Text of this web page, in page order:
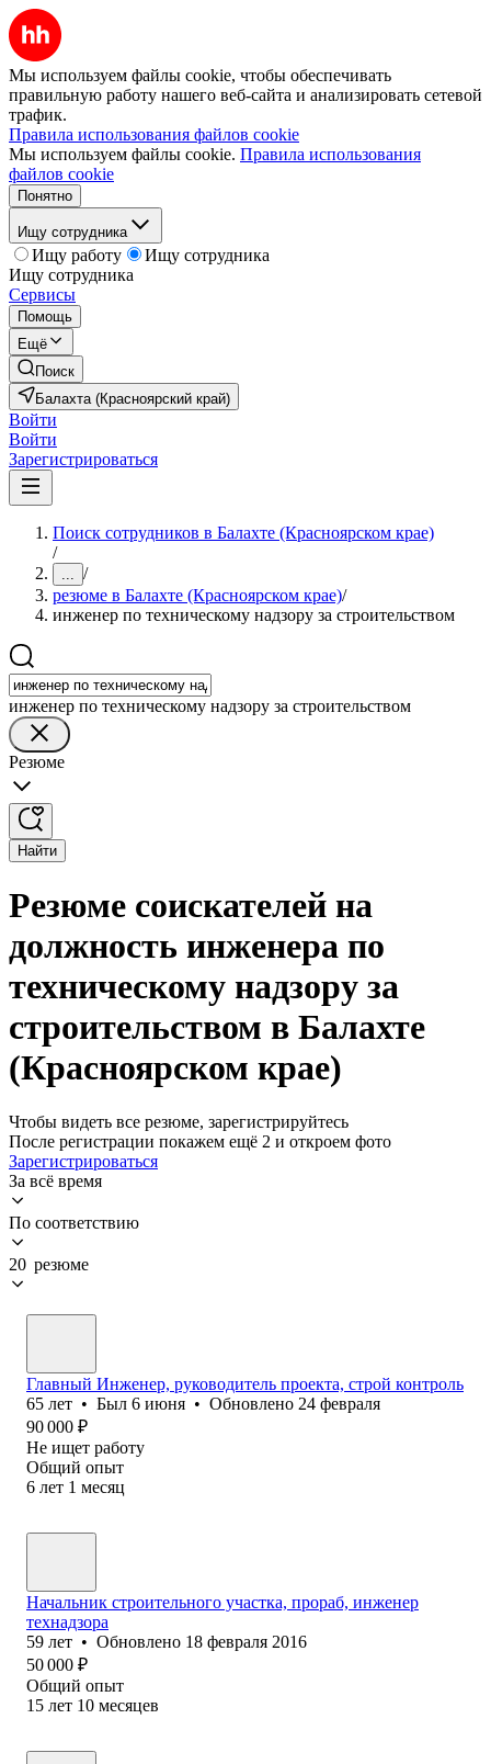
Мы используем файлы cookie, чтобы обеспечивать
правильную работу нашего веб-сайта и анализировать сетевой
трафик.
Правила использования файлов cookie
Мы используем файлы cookie. Правила использования
файлов cookie
Понятно
Ищу сотрудника
Ищу работу
Ищу сотрудника
Ищу сотрудника
Сервисы
Помощь
Ещё
Поиск
Балахта (Красноярский край)
Войти
Войти
Зарегистрироваться
Поиск сотрудников в Балахте (Красноярском крае)
/
... /
резюме в Балахте (Красноярском крае)/
инженер по техническому надзору за строительством
инженер по техническому надзору за строительством
Резюме
Найти
Резюме соискателей на
должность инженера по
техническому надзору за
строительством в Балахте
(Красноярском крае)
Чтобы видеть все резюме, зарегистрируйтесь
После регистрации покажем ещё 2 и откроем фото
Зарегистрироваться
За всё время
По соответствию
20 резюме
Главный Инженер, руководитель проекта, строй контроль
65 лет • Был 6 июня • Обновлено 24 февраля
90 000 ₽
Не ищет работу
Общий опыт
6 лет 1 месяц
Начальник строительного участка, прораб, инженер
технадзора
59 лет • Обновлено 18 февраля 2016
50 000 ₽
Общий опыт
15 лет 10 месяцев